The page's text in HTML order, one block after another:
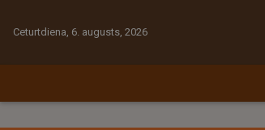
Ceturtdiena, 6. augusts, 2026